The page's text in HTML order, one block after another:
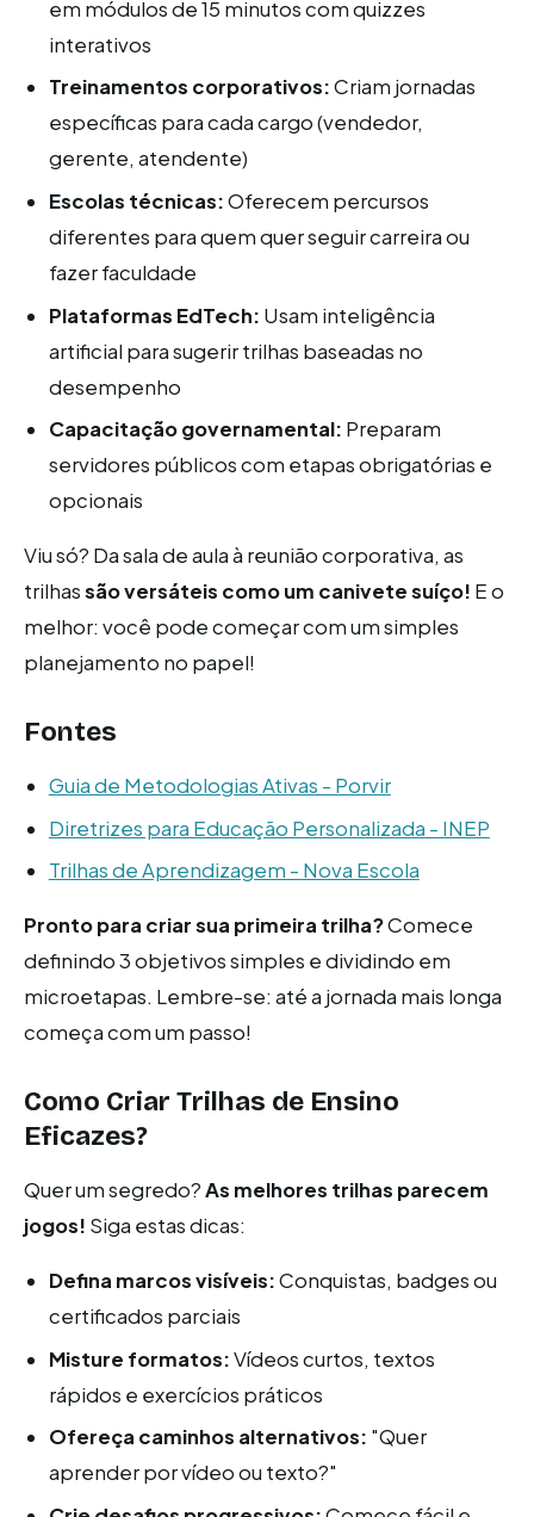
em módulos de 15 minutos com quizzes
interativos
Treinamentos corporativos:Criam jornadas
específicas para cada cargo (vendedor,
gerente, atendente)
Escolas técnicas:Oferecem percursos
diferentes para quem quer seguir carreira ou
fazer faculdade
Plataformas EdTech: Usam inteligência
artificial para sugerir trilhas baseadas no
desempenho
Capacitação governamental: Preparam
servidores públicos com etapas obrigatórias e
opcionais
Viu só? Da sala de aula à reunião corporativa, as
trilhassão versáteis como um canivete suíço! E o
melhor: você pode começar com um simples
planejamento no papel!
Fontes
Guia de Metodologias Ativas - Porvir
Diretrizes para Educação Personalizada - INEP
Trilhas de Aprendizagem - Nova Escola
Pronto para criar sua primeira trilha?Comece
definindo 3 objetivos simples e dividindo em
microetapas. Lembre-se: até a jornada mais longa
começa com um passo!
Como Criar Trilhas de Ensino
Eficazes?
Quer um segredo?As melhores trilhas parecem
jogos! Siga estas dicas:
Defina marcos visíveis:Conquistas, badges ou
certificados parciais
Misture formatos:Vídeos curtos, textos
rápidos e exercícios práticos
Ofereça caminhos alternativos: "Quer
aprender por vídeo ou texto?"